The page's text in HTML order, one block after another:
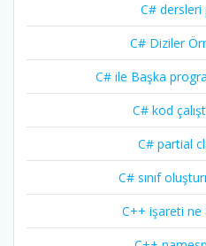
C#
C# Diziler
C# ile Başka
C# kod
C# partial
C# sınıf
C++ işareti ne